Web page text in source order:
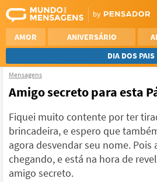
AMOR ANIVERSÁRIO
DIA DOS PAIS
NAMORO
Mensagens
Amigo secreto para esta
Fiquei muito contente por ter
brincadeira, e espero que
agora desvendar seu nome. Pois
chegando, e está na hora de
amigo secreto.